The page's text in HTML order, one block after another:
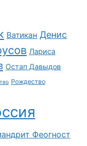
Ватикан Денис
Лариса
Остап Давыдов
Рождество
Феогност